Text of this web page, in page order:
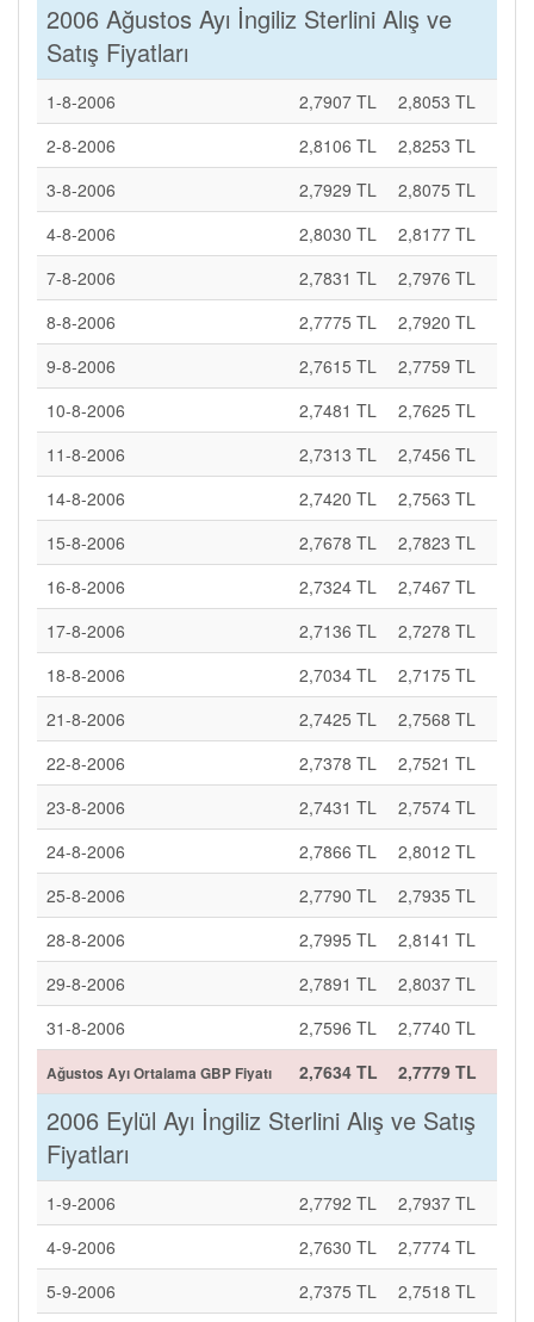
2006 Ağustos Ayı İngiliz Sterlini Alış ve
Satış Fiyatları
1-8-2006 2,7907 TL
2,8053 TL
2-8-2006
2,8106 TL
2,8253 TL
3-8-2006
2,7929 TL
2,8075 TL
4-8-2006
2,8030 TL
2,8177 TL
7-8-2006
2,7831 TL
2,7976 TL
8-8-2006
2,7775 TL
2,7920 TL
9-8-2006
2,7615 TL
2,7759 TL
10-8-2006
2,7481 TL
2,7625 TL
11-8-2006
2,7313 TL
2,7456 TL
14-8-2006
2,7420 TL
2,7563 TL
15-8-2006
2,7678 TL
2,7823 TL
16-8-2006
2,7324 TL
2,7467 TL
17-8-2006
2,7136 TL
2,7278 TL
18-8-2006
2,7034 TL
2,7175 TL
21-8-2006
2,7425 TL
2,7568 TL
22-8-2006
2,7378 TL
2,7521 TL
23-8-2006
2,7431 TL
2,7574 TL
24-8-2006
2,7866 TL
2,8012 TL
25-8-2006
2,7790 TL
2,7935 TL
28-8-2006
2,7995 TL
2,8141 TL
29-8-2006
2,7891 TL
2,8037 TL
31-8-2006
2,7596 TL 2,7740 TL
Ağustos Ayı Ortalama GBP Fiyatı 2,7634 TL 2,7779 TL
2006 Eylül Ayı İngiliz Sterlini Alış ve Satış
Fiyatları
1-9-2006 2,7792 TL
2,7937 TL
4-9-2006
2,7630 TL
2,7774 TL
5-9-2006
2,7375 TL
2,7518 TL